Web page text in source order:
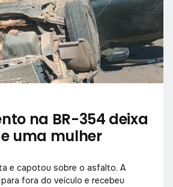
na BR-354 deixa
uma mulher
e capotou sobre o asfalto. A
fora do veículo e recebeu